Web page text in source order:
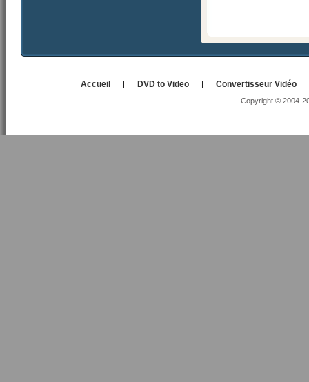
Accueil | DVD to Video | Convertisseur Vidéo
Copyright © 2004-